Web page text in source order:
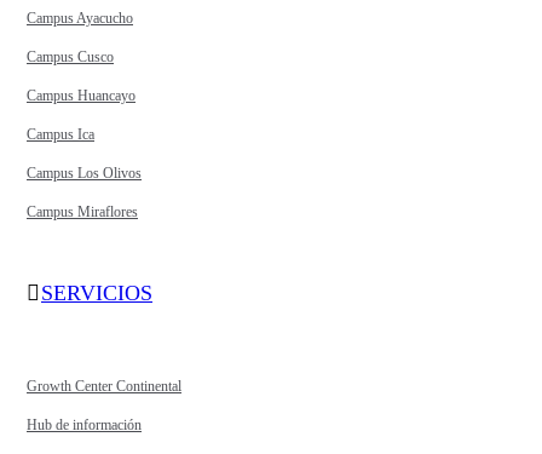
Campus Ayacucho
Campus Cusco
Campus Huancayo
Campus Ica
Campus Los Olivos
Campus Miraflores
SERVICIOS
Growth Center Continental
Hub de información